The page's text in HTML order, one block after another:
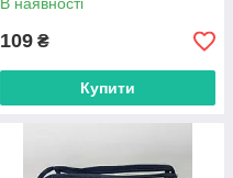
109 ₴
Купити